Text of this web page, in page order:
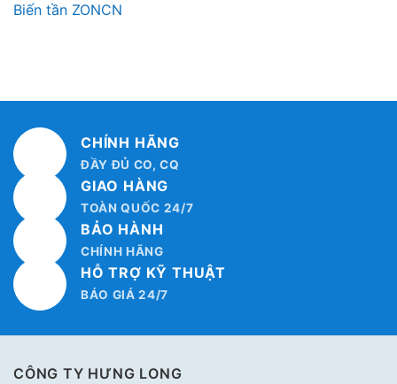
Biến tần ZONCN
CHÍNH HÃNG
ĐẦY ĐỦ CO, CQ
GIAO HÀNG
TOÀN QUỐC 24/7
BẢO HÀNH
CHÍNH HÃNG
HỖ TRỢ KỸ THUẬT
BÁO GIÁ 24/7
CÔNG TY HƯNG LONG